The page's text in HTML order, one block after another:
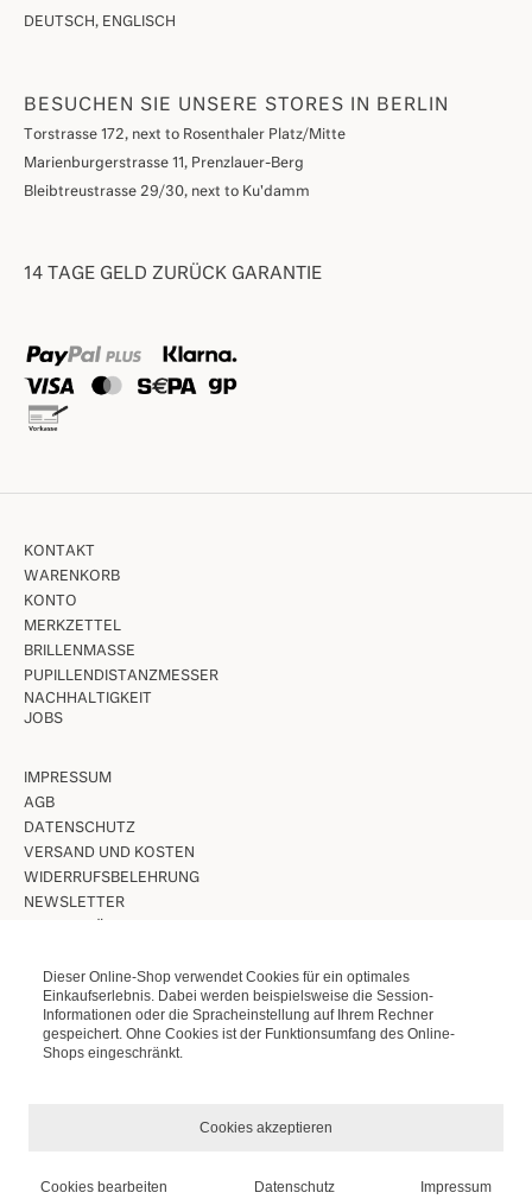
DEUTSCH, ENGLISCH
BESUCHEN SIE UNSERE STORES IN BERLIN
Torstrasse 172, next to Rosenthaler Platz/Mitte
Marienburgerstrasse 11, Prenzlauer-Berg
Bleibtreustrasse 29/30, next to Ku'damm
14 TAGE GELD ZURÜCK GARANTIE
KONTAKT
WARENKORB
KONTO
MERKZETTEL
BRILLENMASSE
PUPILLENDISTANZMESSER
NACHHALTIGKEIT
JOBS
IMPRESSUM
AGB
DATENSCHUTZ
VERSAND UND KOSTEN
WIDERRUFSBELEHRUNG
NEWSLETTER
VINTAGE BRILLEN
VINTAGE SONNENBRILLEN
LUNETTES KOLLEKTION
ETUIS ETC.
Dieser Online-Shop verwendet Cookies für ein optimales
Einkaufserlebnis. Dabei werden beispielsweise die Session-
Informationen oder die Spracheinstellung auf Ihrem Rechner
gespeichert. Ohne Cookies ist der Funktionsumfang des Online-
Shops eingeschränkt.
Cookies akzeptieren
Cookies bearbeiten Datenschutz Impressum